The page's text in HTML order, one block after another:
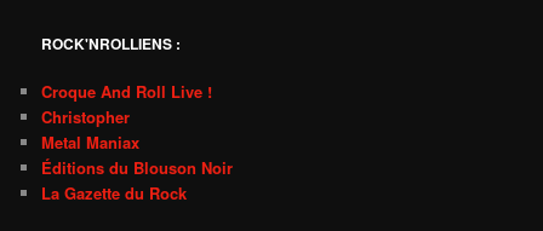
ROCK'NROLLIENS :
Croque And Roll Live !
Christopher
Metal Maniax
Éditions du Blouson Noir
La Gazette du Rock